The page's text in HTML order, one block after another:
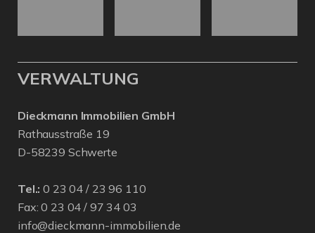
VERWALTUNG
Dieckmann Immobilien GmbH
Rathausstraße 19
D-58239 Schwerte
Tel.: 0 23 04 / 23 96 110
Fax: 0 23 04 / 97 34 03
info@dieckmann-immobilien.de